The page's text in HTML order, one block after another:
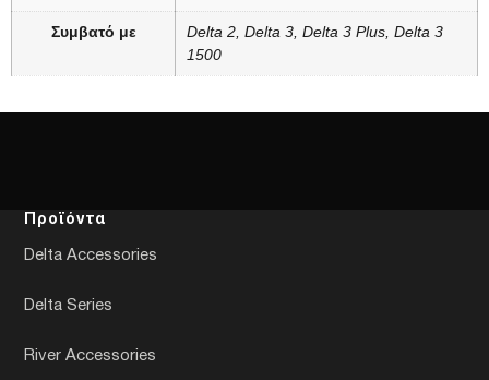
Συμβατό με
Delta 2, Delta 3, Delta 3 Plus, Delta 3
1500
Προϊόντα
Delta Accessories
Delta Series
River Accessories